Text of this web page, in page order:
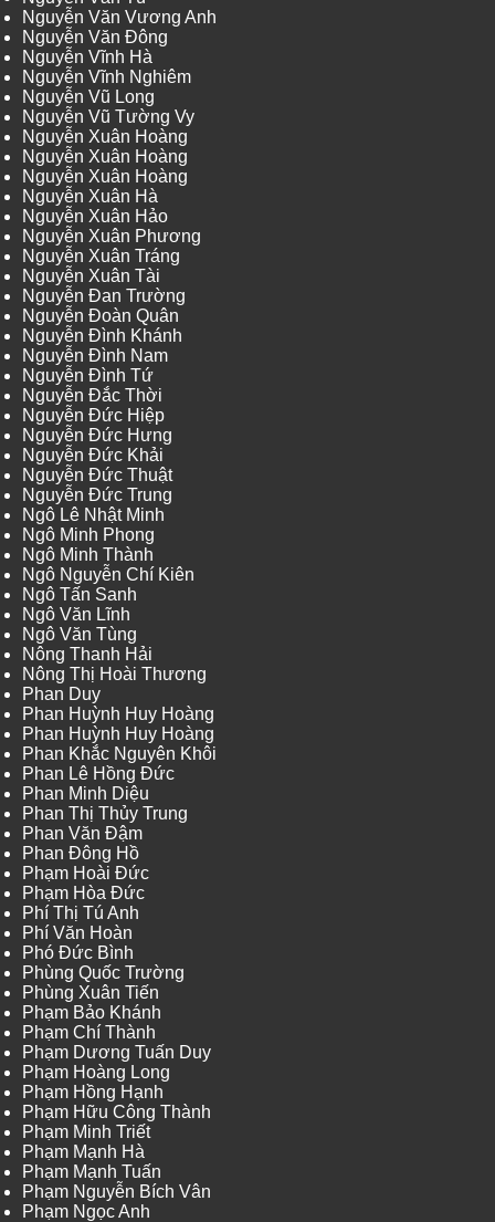
Nguyễn Văn Vương Anh
Nguyễn Văn Đông
Nguyễn Vĩnh Hà
Nguyễn Vĩnh Nghiêm
Nguyễn Vũ Long
Nguyễn Vũ Tường Vy
Nguyễn Xuân Hoàng
Nguyễn Xuân Hoàng
Nguyễn Xuân Hoàng
Nguyễn Xuân Hà
Nguyễn Xuân Hảo
Nguyễn Xuân Phương
Nguyễn Xuân Tráng
Nguyễn Xuân Tài
Nguyễn Đan Trường
Nguyễn Đoàn Quân
Nguyễn Đình Khánh
Nguyễn Đình Nam
Nguyễn Đình Tứ
Nguyễn Đắc Thời
Nguyễn Đức Hiệp
Nguyễn Đức Hưng
Nguyễn Đức Khải
Nguyễn Đức Thuật
Nguyễn Đức Trung
Ngô Lê Nhật Minh
Ngô Minh Phong
Ngô Minh Thành
Ngô Nguyễn Chí Kiên
Ngô Tấn Sanh
Ngô Văn Lĩnh
Ngô Văn Tùng
Nông Thanh Hải
Nông Thị Hoài Thương
Phan Duy
Phan Huỳnh Huy Hoàng
Phan Huỳnh Huy Hoàng
Phan Khắc Nguyên Khôi
Phan Lê Hồng Đức
Phan Minh Diệu
Phan Thị Thủy Trung
Phan Văn Đậm
Phan Đông Hồ
Phạm Hoài Đức
Phạm Hòa Đức
Phí Thị Tú Anh
Phí Văn Hoàn
Phó Đức Bình
Phùng Quốc Trường
Phùng Xuân Tiến
Phạm Bảo Khánh
Phạm Chí Thành
Phạm Dương Tuấn Duy
Phạm Hoàng Long
Phạm Hồng Hạnh
Phạm Hữu Công Thành
Phạm Minh Triết
Phạm Mạnh Hà
Phạm Mạnh Tuấn
Phạm Nguyễn Bích Vân
Phạm Ngọc Anh